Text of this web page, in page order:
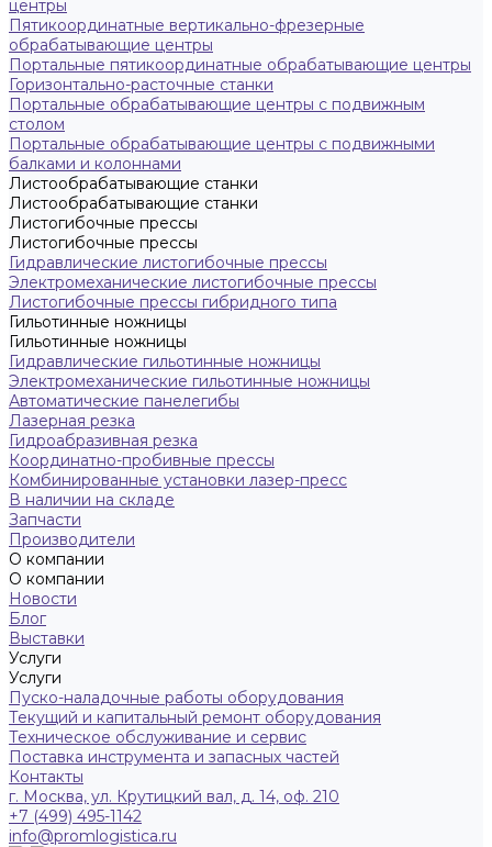
центры
Пятикоординатные вертикально-фрезерные
обрабатывающие центры
Портальные пятикоординатные обрабатывающие центры
Горизонтально-расточные станки
Портальные обрабатывающие центры с подвижным
столом
Портальные обрабатывающие центры с подвижными
балками и колоннами
Листообрабатывающие станки
Листообрабатывающие станки
Листогибочные прессы
Листогибочные прессы
Гидравлические листогибочные прессы
Электромеханические листогибочные прессы
Листогибочные прессы гибридного типа
Гильотинные ножницы
Гильотинные ножницы
Гидравлические гильотинные ножницы
Электромеханические гильотинные ножницы
Автоматические панелегибы
Лазерная резка
Гидроабразивная резка
Координатно-пробивные прессы
Комбинированные установки лазер-пресс
В наличии на складе
Запчасти
Производители
О компании
О компании
Новости
Блог
Выставки
Услуги
Услуги
Пуско-наладочные работы оборудования
Текущий и капитальный ремонт оборудования
Техническое обслуживание и сервис
Поставка инструмента и запасных частей
Контакты
г. Москва, ул. Крутицкий вал, д. 14, оф. 210
+7 (499) 495-1142
info@promlogistica.ru